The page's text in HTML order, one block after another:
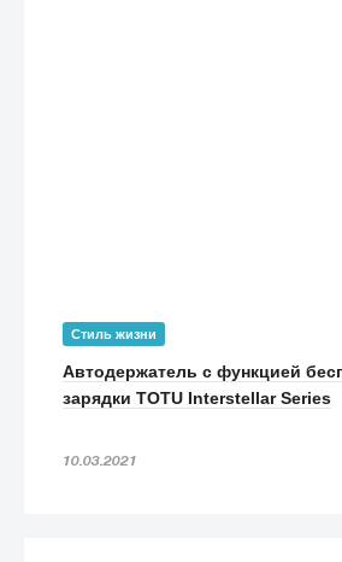
Стиль жизни
Автодержатель с функцией
зарядки TOTU Interstellar Series
10.03.2021